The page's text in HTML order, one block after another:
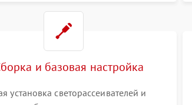
и базовая настройка
установка светорассеивателей и